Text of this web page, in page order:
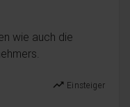
wie auch die
trending_up Einsteiger